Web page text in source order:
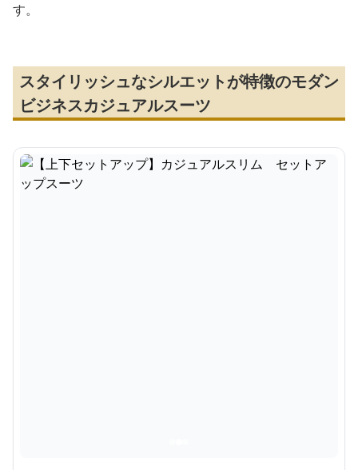
す。
スタイリッシュなシルエットが特徴のモダン
ビジネスカジュアルスーツ